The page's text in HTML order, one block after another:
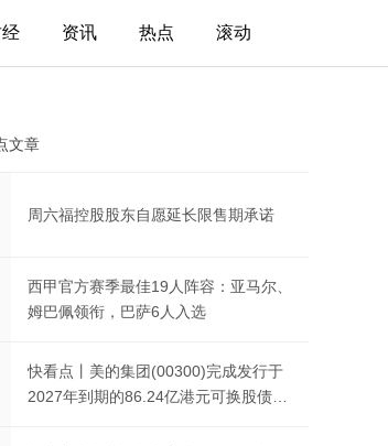
资讯 热点 滚动
文章
周六福控股股东自愿延长限售期承诺
西甲官方赛季最佳19人阵容：亚马尔、
姆巴佩领衔，巴萨6人入选
快看点丨美的集团(00300)完成发行于
2027年到期的86.24亿港元可换股债券